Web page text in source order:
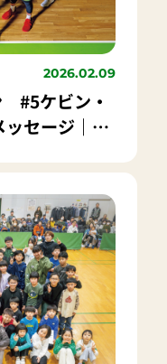
2026.02.09
#5ケビン・
セージ｜レ
ーム！